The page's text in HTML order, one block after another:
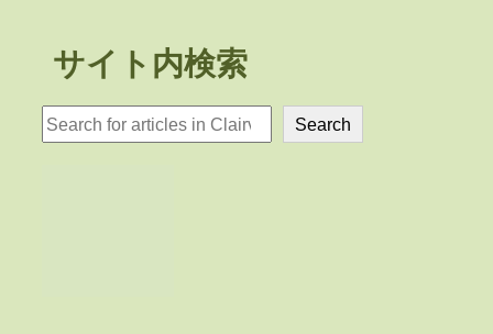
サイト内検索
検
索
Search